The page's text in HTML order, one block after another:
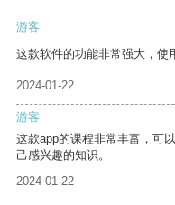
游客
这款软件的功能非常强大，使
2024-01-22
游客
这款app的课程非常丰富，可
己感兴趣的知识。
2024-01-22